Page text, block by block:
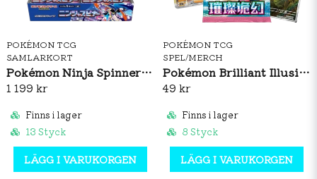
POKÉMON TCG
SAMLARKORT
Pokémon Ninja Spinner Booster Box (JP)
1 199 kr
Finns i lager
13 Styck
LÄGG I VARUKORGEN
POKÉMON TCG
SPEL/MERCH
Pokémon Brilliant Illusions CSV8C Booster Pack Slim (S-CH)
49 kr
Finns i lager
8 Styck
LÄGG I VARUKORGEN